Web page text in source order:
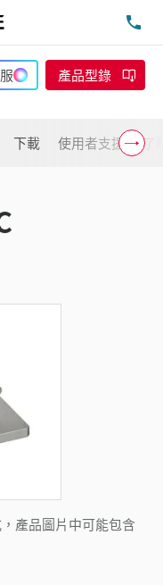
產品型錄
下載 使用者支援 了
產品圖片中可能包含